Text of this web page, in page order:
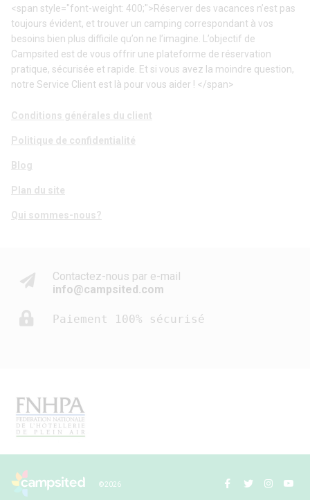
<span style="font-weight: 400;">Réserver des vacances n’est pas
toujours évident, et trouver un camping correspondant à vos
besoins bien plus difficile qu’on ne l’imagine. L’objectif de
Campsited est de vous offrir une plateforme de réservation
pratique, sécurisée et rapide. Et si vous avez la moindre question,
notre Service Client est là pour vous aider ! </span>
Conditions générales du client
Politique de confidentialité
Blog
Plan du site
Qui sommes-nous?
Contactez-nous par e-mail
info@campsited.com
Paiement 100% sécurisé
© 2026